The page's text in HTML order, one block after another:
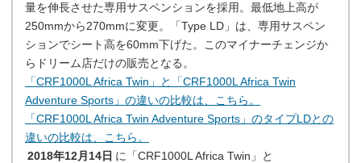
量を伸長させた専用サスペンションを採用。最低地上高が
250mmから270mmに変更。「Type LD」は、専用サスペン
ションでシート高を60mm下げた。このマイナーチェンジか
らドリーム店だけの販売となる。
「CRF1000L Africa Twin」と「CRF1000L Africa Twin
Adventure Sports」の違いの比較は、こちら。
「CRF1000L Africa Twin Adventure Sports」のタイプLDとの
違いの比較は、こちら。
2018年12月14日 に「CRF1000L Africa Twin」と